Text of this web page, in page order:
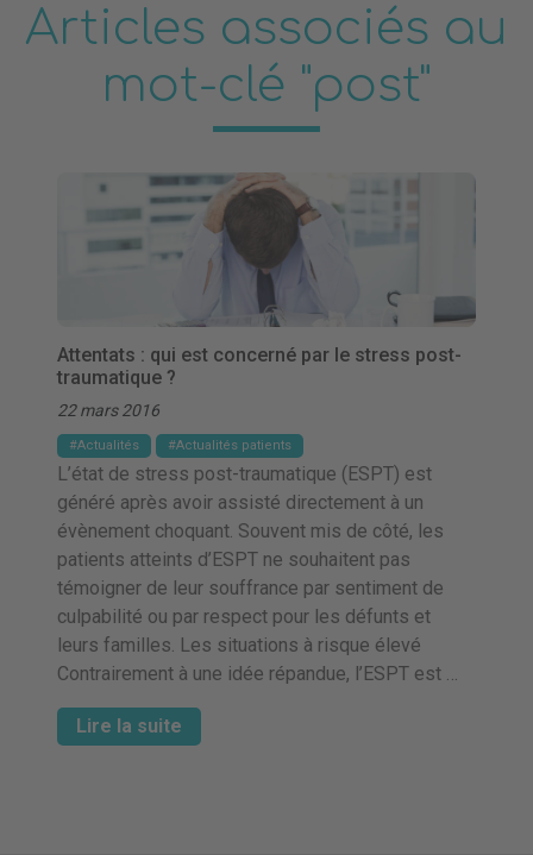
Articles associés au
mot-clé "post"
Attentats : qui est concerné par le stress post-
traumatique ?
22 mars 2016
Actualités Actualités patients
L’état de stress post-traumatique (ESPT) est
généré après avoir assisté directement à un
évènement choquant. Souvent mis de côté, les
patients atteints d’ESPT ne souhaitent pas
témoigner de leur souffrance par sentiment de
culpabilité ou par respect pour les défunts et
leurs familles. Les situations à risque élevé
Contrairement à une idée répandue, l’ESPT est …
Lire la suite